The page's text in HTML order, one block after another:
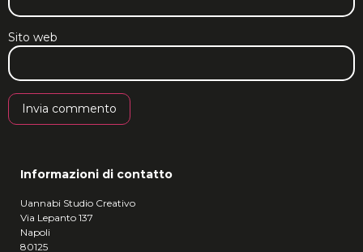
Sito web
Informazioni di contatto
Uannabi Studio Creativo
Via Lepanto 137
Napoli
80125